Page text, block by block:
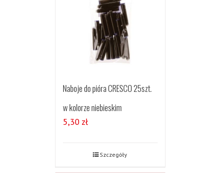
Naboje do pióra CRESCO 25szt.
w kolorze niebieskim
5,30 zł
Szczegóły